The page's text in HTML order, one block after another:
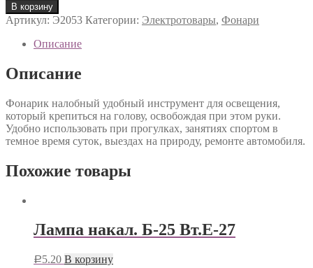
В корзину
Артикул: Э2053 Категории: Электротовары, Фонари
Описание
Описание
Фонарик налобный удобный инструмент для освещения,
который крепиться на голову, освобождая при этом руки.
Удобно использовать при прогулках, занятиях спортом в
темное время суток, выездах на природу, ремонте автомобиля.
Похожие товары
Лампа накал. Б-25 Вт.Е-27
Р5.20 В корзину